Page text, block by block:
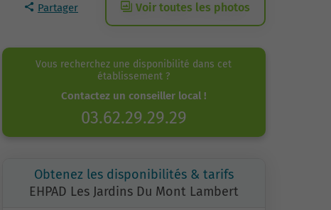
Partager Voir toutes les photos
Vous recherchez une disponibilité dans cet
établissement ?
Contactez un conseiller local !
03.62.29.29.29
Obtenez les disponibilités & tarifs
EHPAD Les Jardins Du Mont Lambert